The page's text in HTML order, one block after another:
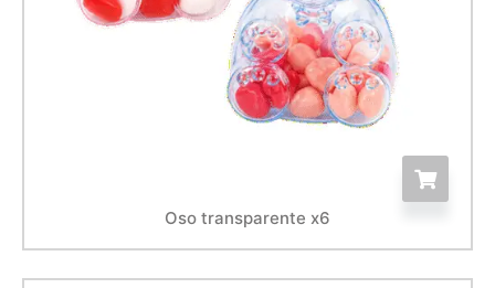
Oso transparente x6